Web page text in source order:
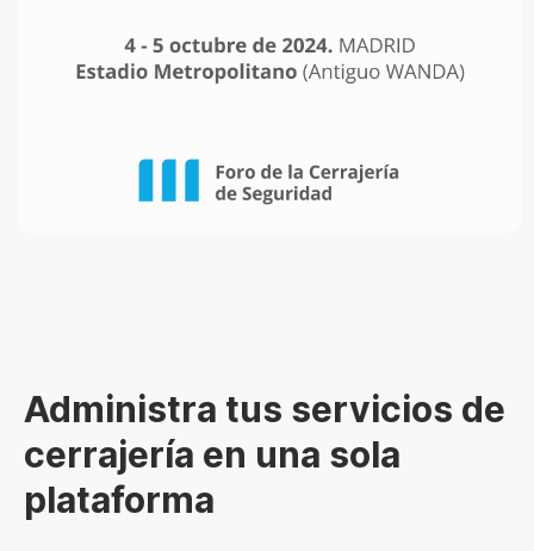
Administra tus servicios de
cerrajería en una sola
plataforma